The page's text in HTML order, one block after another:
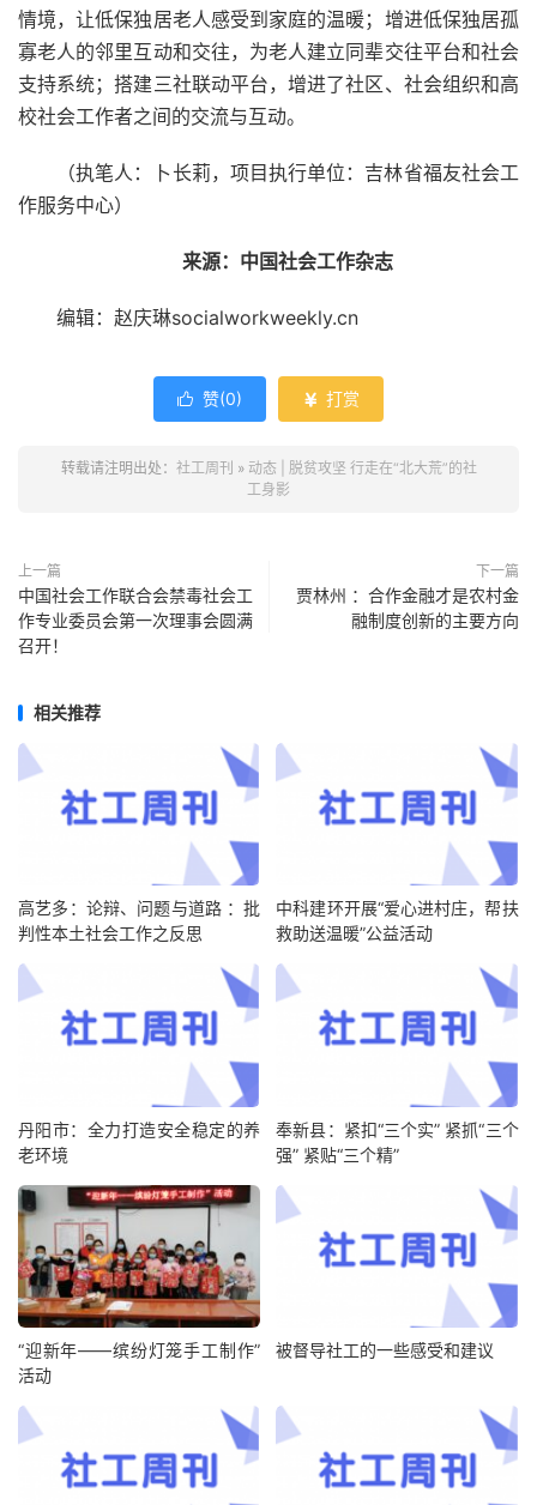
情境，让低保独居老人感受到家庭的温暖；增进低保独居孤
寡老人的邻里互动和交往，为老人建立同辈交往平台和社会
支持系统；搭建三社联动平台，增进了社区、社会组织和高
校社会工作者之间的交流与互动。
（执笔人：卜长莉，项目执行单位：吉林省福友社会工
作服务中心）
来源：中国社会工作杂志
编辑：赵庆琳socialworkweekly.cn
 赞(0)  打赏
转载请注明出处： 社工周刊 » 动态 | 脱贫攻坚 行走在“北大荒”的社
工身影
上一篇
中国社会工作联合会禁毒社会工
作专业委员会第一次理事会圆满
召开！
下一篇
贾林州 ：合作金融才是农村金
融制度创新的主要方向
相关推荐
高艺多：论辩、问题与道路 ：批
判性本土社会工作之反思
中科建环开展“爱心进村庄，帮扶
救助送温暖”公益活动
丹阳市：全力打造安全稳定的养
老环境
奉新县：紧扣“三个实” 紧抓“三个
强” 紧贴“三个精”
“迎新年——缤纷灯笼手工制作”
活动
被督导社工的一些感受和建议